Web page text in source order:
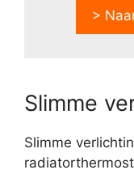
>
Slimme
Slimme